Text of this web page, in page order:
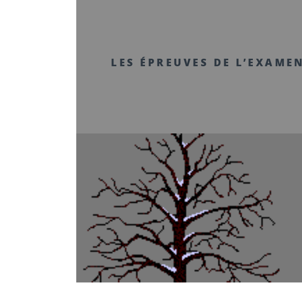
LES ÉPREUVES DE L’EXAMEN